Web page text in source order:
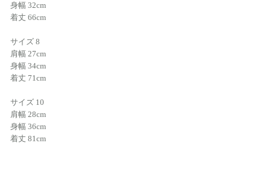
身幅 32cm
着丈 66cm
サイズ 8
肩幅 27cm
身幅 34cm
着丈 71cm
サイズ 10
肩幅 28cm
身幅 36cm
着丈 81cm